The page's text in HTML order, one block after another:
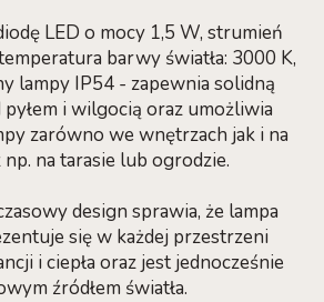
LED o mocy 1,5 W, strumień
barwy światła: 3000 K,
lampy IP54 - zapewnia solidną
i wilgocią oraz umożliwia
zarówno we wnętrzach jak i na
na tarasie lub ogrodzie.
design sprawia, że lampa
się w każdej przestrzeni
i ciepła oraz jest jednocześnie
źródłem światła.